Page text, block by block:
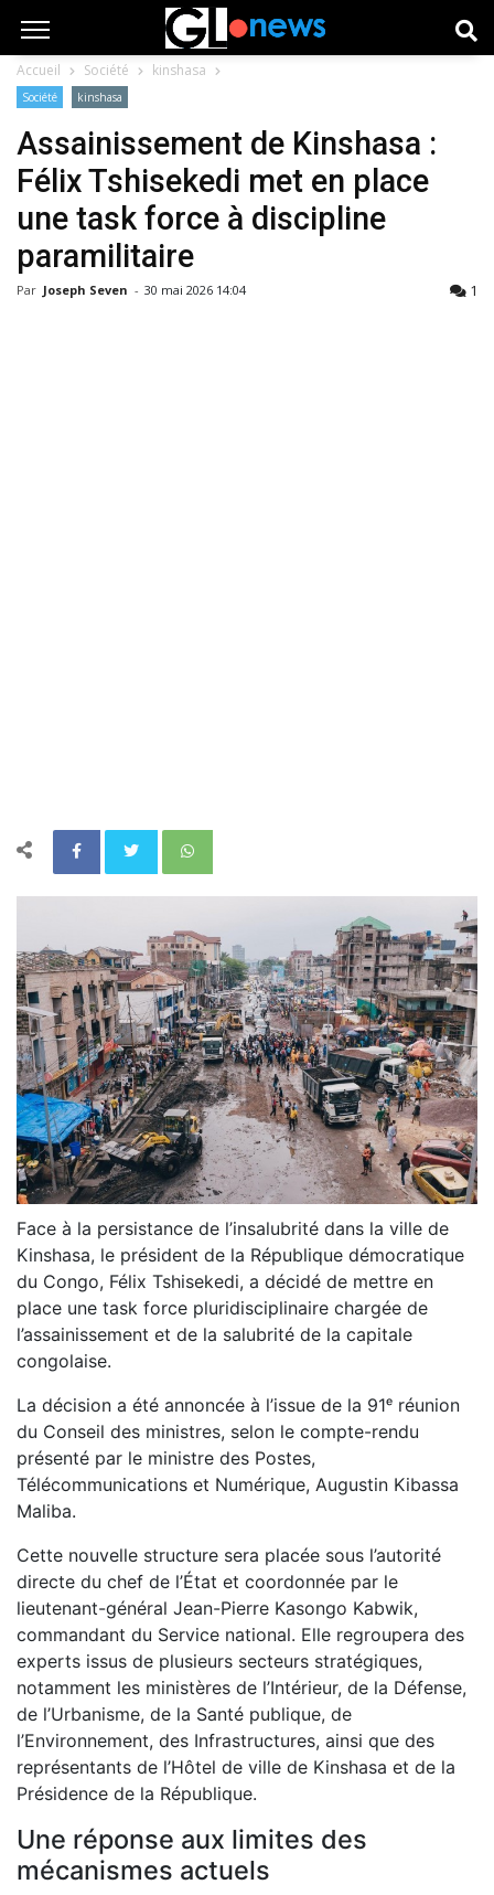
Accueil Société kinshasa
Société kinshasa
Assainissement de Kinshasa :
Félix Tshisekedi met en place
une task force à discipline
paramilitaire
Par Joseph Seven - 30 mai 2026 14:04 1
Face à la persistance de l’insalubrité dans la ville de
Kinshasa, le président de la République démocratique
du Congo, Félix Tshisekedi, a décidé de mettre en
place une task force pluridisciplinaire chargée de
l’assainissement et de la salubrité de la capitale
congolaise.
La décision a été annoncée à l’issue de la 91ᵉ réunion
du Conseil des ministres, selon le compte-rendu
présenté par le ministre des Postes,
Télécommunications et Numérique, Augustin Kibassa
Maliba.
Cette nouvelle structure sera placée sous l’autorité
directe du chef de l’État et coordonnée par le
lieutenant-général Jean-Pierre Kasongo Kabwik,
commandant du Service national. Elle regroupera des
experts issus de plusieurs secteurs stratégiques,
notamment les ministères de l’Intérieur, de la Défense,
de l’Urbanisme, de la Santé publique, de
l’Environnement, des Infrastructures, ainsi que des
représentants de l’Hôtel de ville de Kinshasa et de la
Présidence de la République.
Une réponse aux limites des
mécanismes actuels